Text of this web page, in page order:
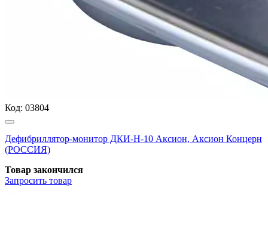
Код: 03804
Дефибриллятор-монитор ДКИ-Н-10 Аксион, Аксион Концерн
(РОССИЯ)
Товар закончился
Запросить товар